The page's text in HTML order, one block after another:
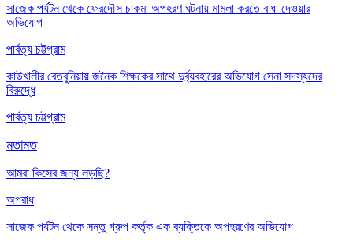
সাজেক পর্যটন থেকে ফেরদৌস চাকমা অপহরণ ঘটনায় মামলা করতে বাধা দেওয়ার
অভিযোগ
পার্বত্য চট্টগ্রাম
কাউখালীর বেতবুনিয়ায় জনৈক শিক্ষকের সাথে দুর্ব্যবহারের অভিযোগ সেনা সদস্যদের
বিরুদ্ধে
পার্বত্য চট্টগ্রাম
মতামত
আমরা কিসের জন্য লড়ছি?
অপরাধ
সাজেক পর্যটন থেকে সন্তু গ্রুপ কর্তৃক এক ব্যক্তিকে অপহরণের অভিযোগ